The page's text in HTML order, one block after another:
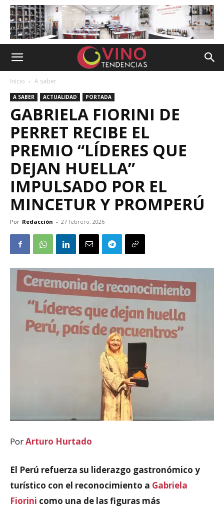
Inicio A saber
A SABER ACTUALIDAD PORTADA
GABRIELA FIORINI DE
PERRET RECIBE EL
PREMIO “LÍDERES QUE
DEJAN HUELLA”
IMPULSADO POR EL
MINCETUR Y PROMPERÚ
Por Redacción - 27 febrero, 2026
PorArturo Hurtado
El Perú refuerza su liderazgo gastronómico y
turístico con el reconocimiento a Gabriela
Fiorini como una de las figuras más